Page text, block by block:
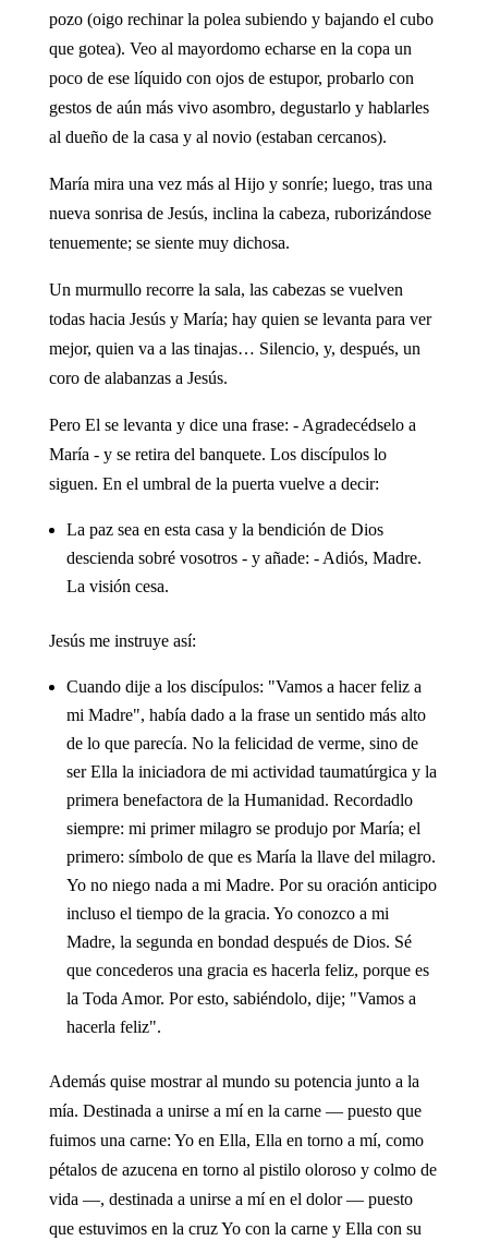
pozo (oigo rechinar la polea subiendo y bajando el cubo
que gotea). Veo al mayordomo echarse en la copa un
poco de ese líquido con ojos de estupor, probarlo con
gestos de aún más vivo asombro, degustarlo y hablarles
al dueño de la casa y al novio (estaban cercanos).
María mira una vez más al Hijo y sonríe; luego, tras una
nueva sonrisa de Jesús, inclina la cabeza, ruborizándose
tenuemente; se siente muy dichosa.
Un murmullo recorre la sala, las cabezas se vuelven
todas hacia Jesús y María; hay quien se levanta para ver
mejor, quien va a las tinajas… Silencio, y, después, un
coro de alabanzas a Jesús.
Pero El se levanta y dice una frase: - Agradecédselo a
María - y se retira del banquete. Los discípulos lo
siguen. En el umbral de la puerta vuelve a decir:
La paz sea en esta casa y la bendición de Dios
descienda sobré vosotros - y añade: - Adiós, Madre.
La visión cesa.
Jesús me instruye así:
Cuando dije a los discípulos: "Vamos a hacer feliz a
mi Madre", había dado a la frase un sentido más alto
de lo que parecía. No la felicidad de verme, sino de
ser Ella la iniciadora de mi actividad taumatúrgica y la
primera benefactora de la Humanidad. Recordadlo
siempre: mi primer milagro se produjo por María; el
primero: símbolo de que es María la llave del milagro.
Yo no niego nada a mi Madre. Por su oración anticipo
incluso el tiempo de la gracia. Yo conozco a mi
Madre, la segunda en bondad después de Dios. Sé
que concederos una gracia es hacerla feliz, porque es
la Toda Amor. Por esto, sabiéndolo, dije; "Vamos a
hacerla feliz".
Además quise mostrar al mundo su potencia junto a la
mía. Destinada a unirse a mí en la carne — puesto que
fuimos una carne: Yo en Ella, Ella en torno a mí, como
pétalos de azucena en torno al pistilo oloroso y colmo de
vida —, destinada a unirse a mí en el dolor — puesto
que estuvimos en la cruz Yo con la carne y Ella con su